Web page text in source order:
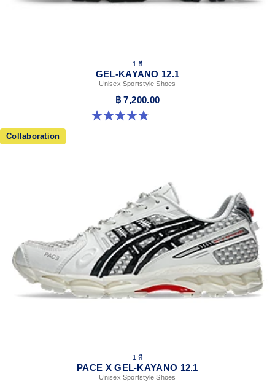
1 สี
GEL-KAYANO 12.1
Unisex Sportstyle Shoes
฿ 7,200.00
4.8 จาก 5 ดาว 5 รีวิว
Collaboration
1 สี
PACE X GEL-KAYANO 12.1
Unisex Sportstyle Shoes